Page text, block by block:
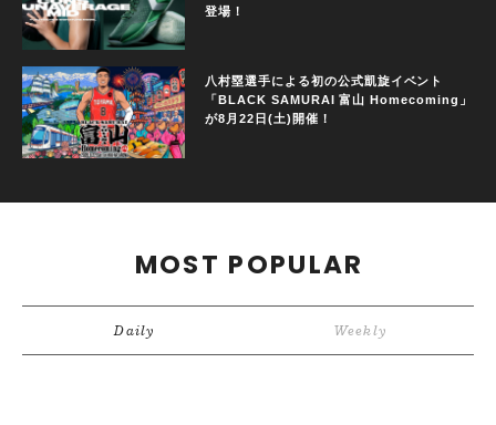
登場！
八村塁選手による初の公式凱旋イベント
「BLACK SAMURAI 富山 Homecoming」
が8月22日(土)開催！
MOST POPULAR
Daily Weekly